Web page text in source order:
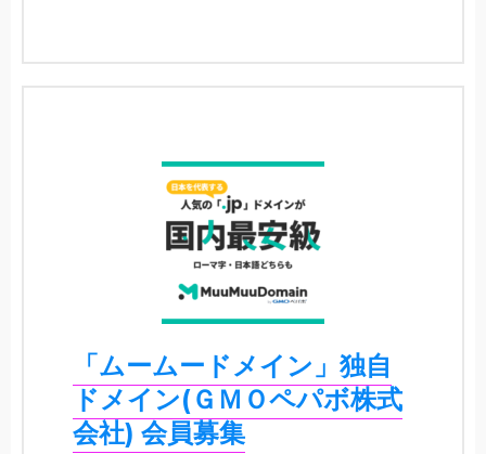
「ムームードメイン」独自
ドメイン(ＧＭＯペパボ株式
会社) 会員募集